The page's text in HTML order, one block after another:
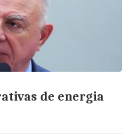
de energia